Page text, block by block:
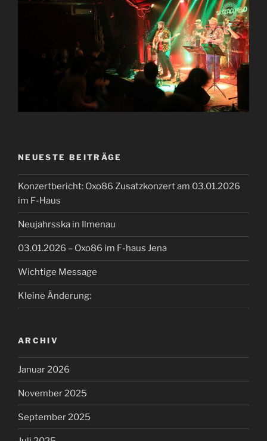
NEUESTE BEITRÄGE
Konzertbericht: Oxo86 Zusatzkonzert am 03.01.2026
im F-Haus
Neujahrsska in Ilmenau
03.01.2026 – Oxo86 im F-haus Jena
Wichtige Message
Kleine Änderung:
ARCHIV
Januar 2026
November 2025
September 2025